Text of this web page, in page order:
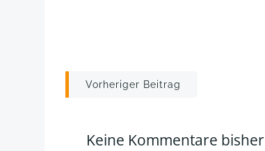
Post
Vorheriger Beitrag
Keine Kommentare bisher